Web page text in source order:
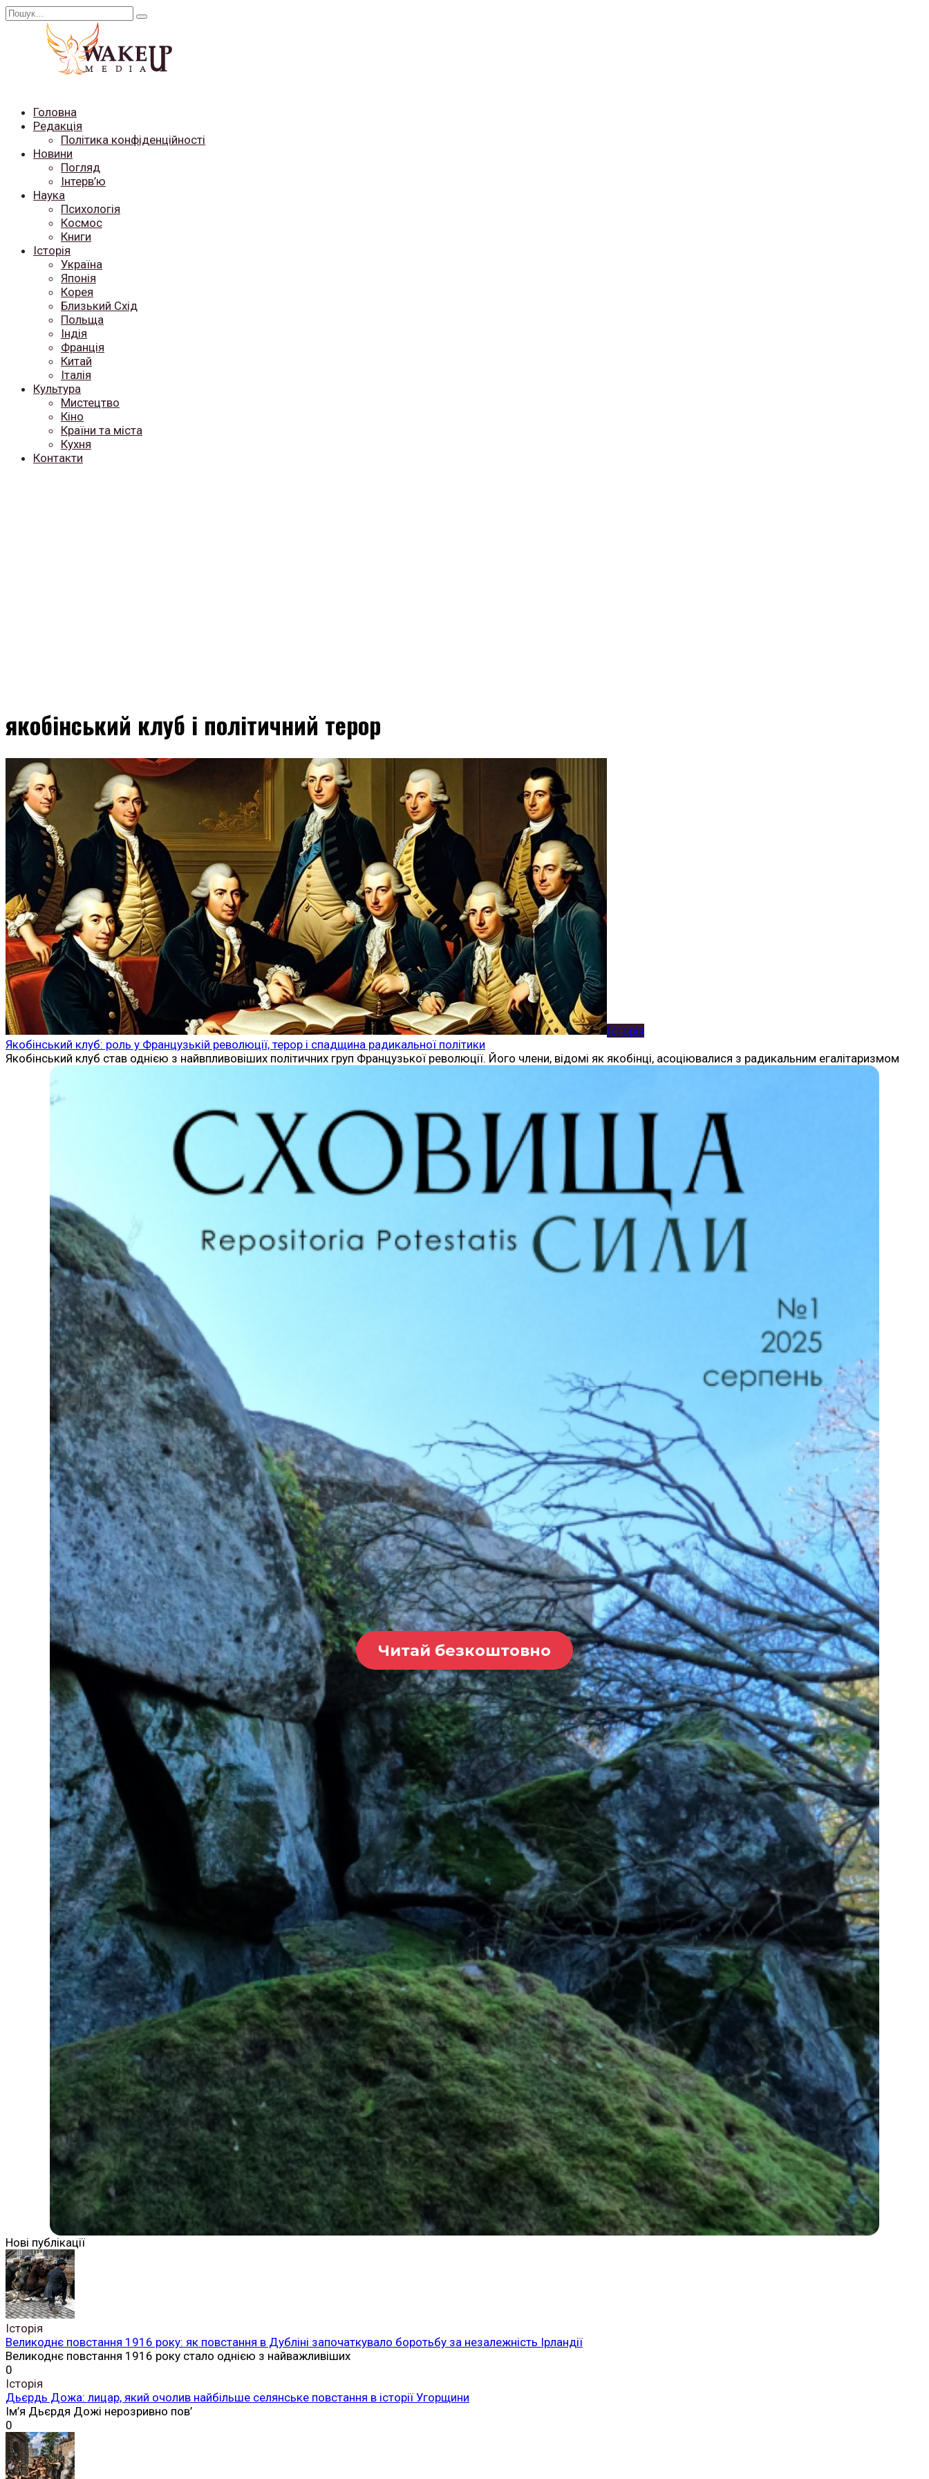
Перейти
Search
Головна
Редакція
Політика конфіденційності
Новини
Погляд
Інтерв’ю
Наука
Психологія
Космос
Книги
Історія
Україна
Японія
Корея
Близький Схід
Польща
Індія
Франція
Китай
Італія
Культура
Мистецтво
Кіно
Країни та міста
Кухня
Контакти
якобінський клуб і політичний терор
Історія
Якобінський клуб: роль у Французькій революції, терор і спадщина радикальної політики
Якобінський клуб став однією з найвпливовіших політичних груп Французької революції. Його члени, відомі як якобінці, асоціювалися з радикальним егалітаризмом
Читай безкоштовно
Нові публікації
Історія
Великоднє повстання 1916 року: як повстання в Дубліні започаткувало боротьбу за незалежність Ірландії
Великоднє повстання 1916 року стало однією з найважливіших
0
Історія
Дьєрдь Дожа: лицар, який очолив найбільше селянське повстання в історії Угорщини
Ім’я Дьєрдя Дожі нерозривно пов’
0